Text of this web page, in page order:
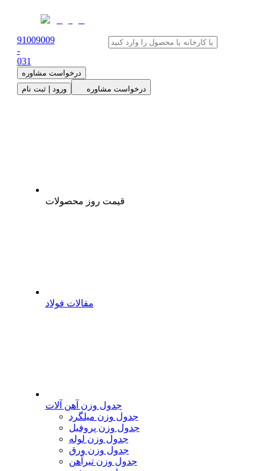
91009009
-
031
درخواست مشاوره
ورود | ثبت نام
درخواست مشاوره
قیمت روز محصولات
مقالات فولاد
جدول وزن آهن آلات
جدول وزن میلگرد
جدول وزن پروفیل
جدول وزن لوله
جدول وزن ورق
جدول وزن تیرآهن